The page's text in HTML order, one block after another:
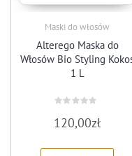
Maski do włosów
Alterego Maska do
Włosów Bio Styling
1 L
0
out
5
120,00zł